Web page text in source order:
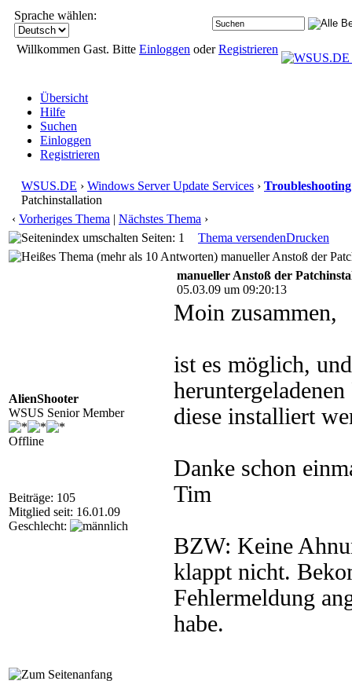
Sprache wählen:
Willkommen Gast. Bitte Einloggen oderRegistrieren
Übersicht
Hilfe
Suchen
Einloggen
Registrieren
WSUS.DE › Windows Server Update Services › Troubleshooting
Patchinstallation
‹ Vorheriges Thema | Nächstes Thema ›
Seiten: 1
Thema versendenDrucken
manueller Anstoß der
AlienShooter
WSUS Senior Member
Offline
Beiträge: 105
Mitglied seit: 16.01.09
Geschlecht:
manueller Anstoß der
05.03.09 um 09:20:13
Moin zusammen,
ist es möglich,
diese installiert
Danke schon
Tim
BZW: Keine
klappt nicht.
Fehlermeldung
habe.